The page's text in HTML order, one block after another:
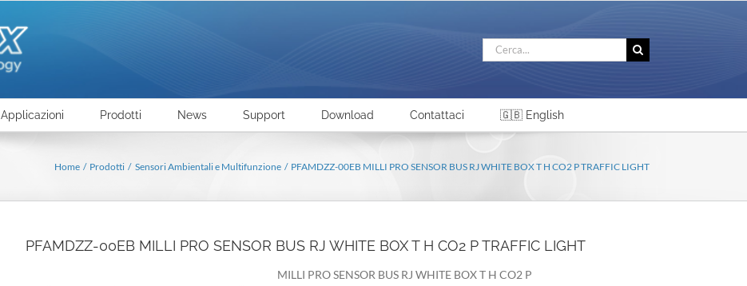
Cerca
per:
Applicazioni Prodotti News Support Download Contattaci 🇬🇧 English
Home Prodotti Sensori Ambientali e Multifunzione PFAMDZZ-00EB MILLI PRO SENSOR BUS RJ WHITE BOX T H CO2 P TRAFFIC LIGHT
PFAMDZZ-00EB MILLI PRO SENSOR BUS RJ WHITE BOX T H CO2 P TRAFFIC LIGHT
MILLI PRO SENSOR BUS RJ WHITE BOX T H CO2 P